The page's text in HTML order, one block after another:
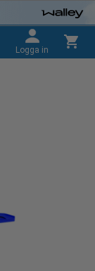
Logga in